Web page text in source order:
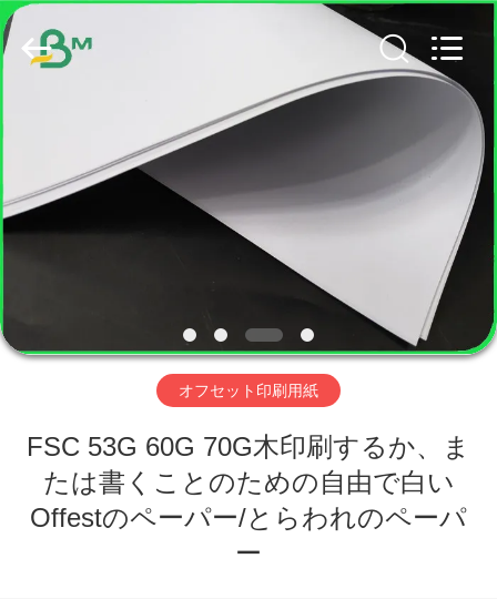
家
プ
ロ
ク
私
2019
-
2026
GUANGZHOU
Rights
オフセット印刷用紙
FSC 53G 60G 70G木印刷するか、ま
たは書くことのための自由で白い
Offestのペーパー/とらわれのペーパ
ー